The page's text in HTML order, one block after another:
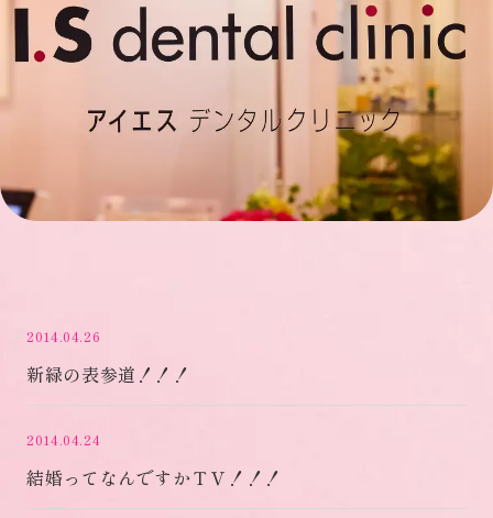
2014.04.26
新緑の表参道！！！
2014.04.24
結婚ってなんですかＴＶ！！！